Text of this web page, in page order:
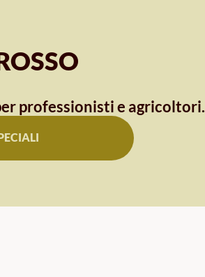
professionisti e agricoltori.